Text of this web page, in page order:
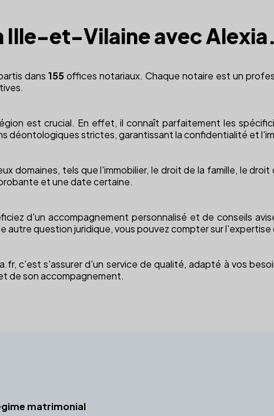
Ille-et-Vilaine avec
dans155offices notariaux. Chaque notaire est un
est crucial. En effet, il connaît parfaitement les
déontologiques strictes, garantissant la confidentialité et
domaines, tels que l'immobilier, le droit de la famille, le
et une date certaine.
d'un accompagnement personnalisé et de conseils
autre question juridique, vous pouvez compter sur
c'est s'assurer d'un service de qualité, adapté à vos
de son accompagnement.
matrimonial